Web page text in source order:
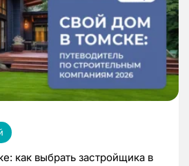
как выбрать застройщика в